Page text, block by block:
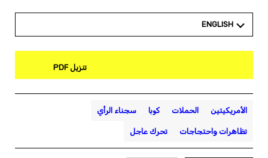
ENGLISH
تنزيل PDF
الأمريكيتين الحملات كوبا سجناء الرأي
تظاهرات واحتجاجات تحرك عاجل